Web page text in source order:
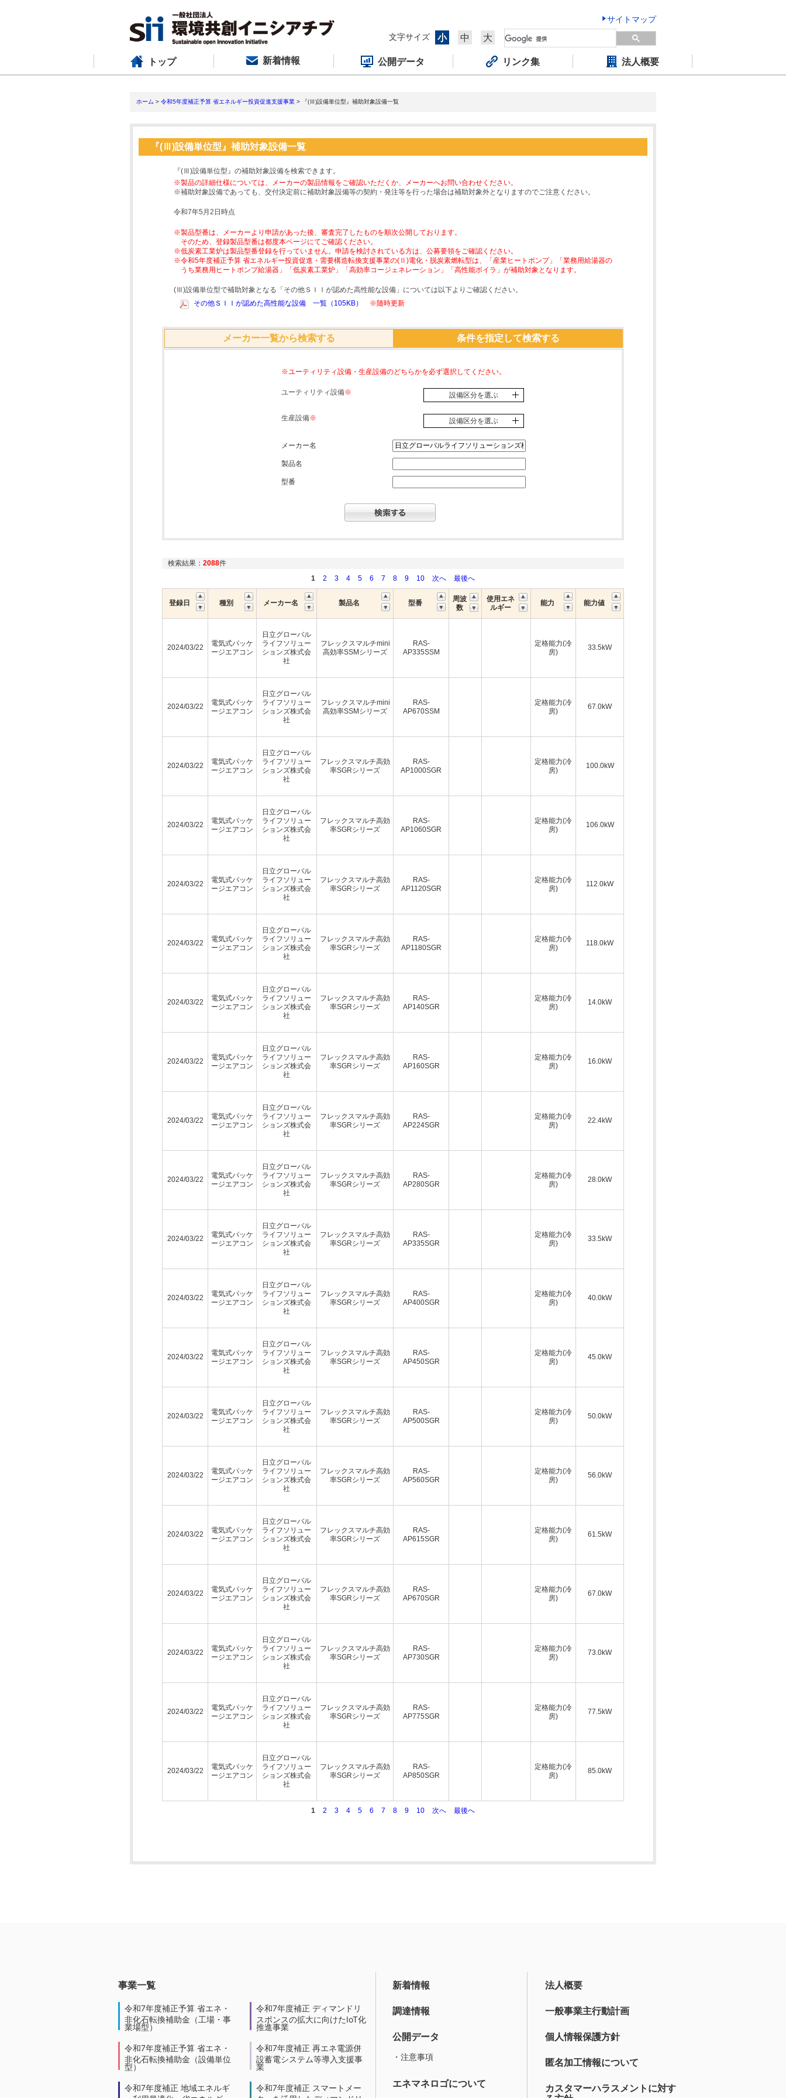
サイトマップ
文字サイズ
小 中 大
トップ 新着情報 公開データ リンク集 法人概要
ホーム > 令和5年度補正予算 省エネルギー投資促進支援事業 > 『(Ⅲ)設備単位型』補助対象設備一覧
『(Ⅲ)設備単位型』補助対象設備一覧
『(Ⅲ)設備単位型』の補助対象設備を検索できます。
※製品の詳細仕様については、メーカーの製品情報をご確認いただくか、メーカーへお問い合わせください。
※補助対象設備であっても、交付決定前に補助対象設備等の契約・発注等を行った場合は補助対象外となりますのでご注意ください。
令和7年5月2日時点
※製品型番は、メーカーより申請があった後、審査完了したものを順次公開しております。
そのため、登録製品型番は都度本ページにてご確認ください。
※低炭素工業炉は製品型番登録を行っていません。申請を検討されている方は、公募要領をご確認ください。
※令和5年度補正予算 省エネルギー投資促進・需要構造転換支援事業の(Ⅱ)電化・脱炭素燃転型は、「産業ヒートポンプ」「業務用給湯器の
うち業務用ヒートポンプ給湯器」「低炭素工業炉」「高効率コージェネレーション」「高性能ボイラ」が補助対象となります。
(Ⅲ)設備単位型で補助対象となる「その他ＳＩＩが認めた高性能な設備」については以下よりご確認ください。
その他ＳＩＩが認めた高性能な設備 一覧（105KB）
※随時更新
メーカー一覧から検索する 条件を指定して検索する
※ユーティリティ設備・生産設備のどちらかを必ず選択してください。
ユーティリティ設備※ 設備区分を選ぶ
生産設備※ 設備区分を選ぶ
メーカー名
製品名
型番
検索結果： 2088件
1
2 3 4 5 6 7 8 9 10 次へ 最後へ
登録日 種別 メーカー名 製品名 型番
周波
数
使用エネ
ルギー
能力 能力値
2024/03/22
電気式パッケ
ージエアコン
日立グローバル
ライフソリュー
ションズ株式会
社
フレックスマルチmini
高効率SSMシリーズ
RAS-
AP335SSM
定格能力(冷
房)
33.5kW
2024/03/22
電気式パッケ
ージエアコン
日立グローバル
ライフソリュー
ションズ株式会
社
フレックスマルチmini
高効率SSMシリーズ
RAS-
AP670SSM
定格能力(冷
房)
67.0kW
2024/03/22
電気式パッケ
ージエアコン
日立グローバル
ライフソリュー
ションズ株式会
社
フレックスマルチ高効
率SGRシリーズ
RAS-
AP1000SGR
定格能力(冷
房)
100.0kW
2024/03/22
電気式パッケ
ージエアコン
日立グローバル
ライフソリュー
ションズ株式会
社
フレックスマルチ高効
率SGRシリーズ
RAS-
AP1060SGR
定格能力(冷
房)
106.0kW
2024/03/22
電気式パッケ
ージエアコン
日立グローバル
ライフソリュー
ションズ株式会
社
フレックスマルチ高効
率SGRシリーズ
RAS-
AP1120SGR
定格能力(冷
房)
112.0kW
2024/03/22
電気式パッケ
ージエアコン
日立グローバル
ライフソリュー
ションズ株式会
社
フレックスマルチ高効
率SGRシリーズ
RAS-
AP1180SGR
定格能力(冷
房)
118.0kW
2024/03/22
電気式パッケ
ージエアコン
日立グローバル
ライフソリュー
ションズ株式会
社
フレックスマルチ高効
率SGRシリーズ
RAS-
AP140SGR
定格能力(冷
房)
14.0kW
2024/03/22
電気式パッケ
ージエアコン
日立グローバル
ライフソリュー
ションズ株式会
社
フレックスマルチ高効
率SGRシリーズ
RAS-
AP160SGR
定格能力(冷
房)
16.0kW
2024/03/22
電気式パッケ
ージエアコン
日立グローバル
ライフソリュー
ションズ株式会
社
フレックスマルチ高効
率SGRシリーズ
RAS-
AP224SGR
定格能力(冷
房)
22.4kW
2024/03/22
電気式パッケ
ージエアコン
日立グローバル
ライフソリュー
ションズ株式会
社
フレックスマルチ高効
率SGRシリーズ
RAS-
AP280SGR
定格能力(冷
房)
28.0kW
2024/03/22
電気式パッケ
ージエアコン
日立グローバル
ライフソリュー
ションズ株式会
社
フレックスマルチ高効
率SGRシリーズ
RAS-
AP335SGR
定格能力(冷
房)
33.5kW
2024/03/22
電気式パッケ
ージエアコン
日立グローバル
ライフソリュー
ションズ株式会
社
フレックスマルチ高効
率SGRシリーズ
RAS-
AP400SGR
定格能力(冷
房)
40.0kW
2024/03/22
電気式パッケ
ージエアコン
日立グローバル
ライフソリュー
ションズ株式会
社
フレックスマルチ高効
率SGRシリーズ
RAS-
AP450SGR
定格能力(冷
房)
45.0kW
2024/03/22
電気式パッケ
ージエアコン
日立グローバル
ライフソリュー
ションズ株式会
社
フレックスマルチ高効
率SGRシリーズ
RAS-
AP500SGR
定格能力(冷
房)
50.0kW
2024/03/22
電気式パッケ
ージエアコン
日立グローバル
ライフソリュー
ションズ株式会
社
フレックスマルチ高効
率SGRシリーズ
RAS-
AP560SGR
定格能力(冷
房)
56.0kW
2024/03/22
電気式パッケ
ージエアコン
日立グローバル
ライフソリュー
ションズ株式会
社
フレックスマルチ高効
率SGRシリーズ
RAS-
AP615SGR
定格能力(冷
房)
61.5kW
2024/03/22
電気式パッケ
ージエアコン
日立グローバル
ライフソリュー
ションズ株式会
社
フレックスマルチ高効
率SGRシリーズ
RAS-
AP670SGR
定格能力(冷
房)
67.0kW
2024/03/22
電気式パッケ
ージエアコン
日立グローバル
ライフソリュー
ションズ株式会
社
フレックスマルチ高効
率SGRシリーズ
RAS-
AP730SGR
定格能力(冷
房)
73.0kW
2024/03/22
電気式パッケ
ージエアコン
日立グローバル
ライフソリュー
ションズ株式会
社
フレックスマルチ高効
率SGRシリーズ
RAS-
AP775SGR
定格能力(冷
房)
77.5kW
2024/03/22
電気式パッケ
ージエアコン
日立グローバル
ライフソリュー
ションズ株式会
社
フレックスマルチ高効
率SGRシリーズ
RAS-
AP850SGR
定格能力(冷
房)
85.0kW
1 2 3 4 5 6 7 8 9 10 次へ 最後へ
事業一覧
令和7年度補正予算 省エネ・
非化石転換補助金（工場・事
業場型）
令和7年度補正予算 省エネ・
非化石転換補助金（設備単位
型）
令和7年度補正 地域エネルギ
令和7年度補正 ディマンドリ
スポンスの拡大に向けたIoT化
推進事業
令和7年度補正 再エネ電源併
設蓄電システム等導入支援事
業
令和7年度補正 スマートメー
新着情報
調達情報
公開データ
・注意事項
エネマネロゴについて
法人概要
一般事業主行動計画
個人情報保護方針
匿名加工情報について
カスタマーハラスメントに対す